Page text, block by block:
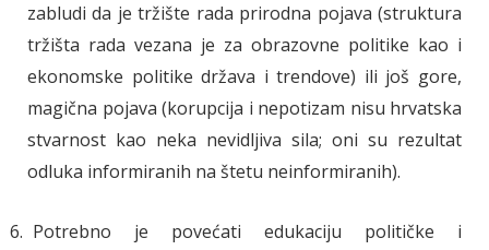
zabludi da je tržište rada prirodna pojava (struktura
tržišta rada vezana je za obrazovne politike kao i
ekonomske politike država i trendove) ili još gore,
magična pojava (korupcija i nepotizam nisu hrvatska
stvarnost kao neka nevidljiva sila; oni su rezultat
odluka informiranih na štetu neinformiranih).
Potrebno je povećati edukaciju političke i